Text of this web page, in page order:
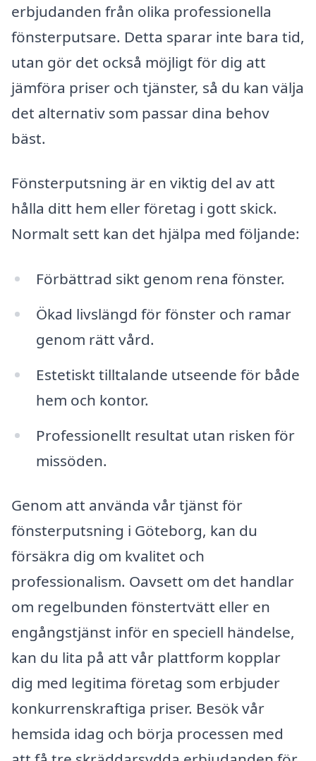
erbjudanden från olika professionella
fönsterputsare. Detta sparar inte bara tid,
utan gör det också möjligt för dig att
jämföra priser och tjänster, så du kan välja
det alternativ som passar dina behov
bäst.
Fönsterputsning är en viktig del av att
hålla ditt hem eller företag i gott skick.
Normalt sett kan det hjälpa med följande:
Förbättrad sikt genom rena fönster.
Ökad livslängd för fönster och ramar
genom rätt vård.
Estetiskt tilltalande utseende för både
hem och kontor.
Professionellt resultat utan risken för
missöden.
Genom att använda vår tjänst för
fönsterputsning i Göteborg, kan du
försäkra dig om kvalitet och
professionalism. Oavsett om det handlar
om regelbunden fönstertvätt eller en
engångstjänst inför en speciell händelse,
kan du lita på att vår plattform kopplar
dig med legitima företag som erbjuder
konkurrenskraftiga priser. Besök vår
hemsida idag och börja processen med